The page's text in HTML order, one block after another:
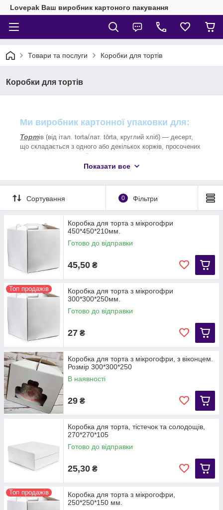
Lovepak Ваш виробник картоного пакування
Товари та послуги Коробки для тортів
Коробки для тортів
Ми виробник картонної упаковки для:
Тортів (від італ. torta/лат. tōrta, круглий хліб) — десерт,
що складається з одного або декількох коржів, просочених
кремом або джемом. Зверху торт зазвичай прикрашають
кремом, глазур'ю або фруктами.
оформлення страви: укладання інгредієнтів шарами з
печінкового фаршу з прошарком з майонезу, прикрашені
зверху зеленню.
ГОТУЙТЕ З РАДІСТЮ І ЗАДОВОЛЕННЯМ
! А ЗА УПАКОВОЧКОЙ ЛАСКАВО
ПРОСИМО ДО НАС :)
Показати все
Сортування 0 Фільтри
Коробка для торта з мікрогофри
450*450*210мм.
Готово до відправки
45,50 ₴
Топ продажів
Коробка для торта з мікрогофри
300*300*250мм.
Готово до відправки
27 ₴
Коробка для торта з мікрогофри, з віконцем.
Розмір 300*300*250
В наявності
29 ₴
Коробка для торта, тістечок та солодощів,
270*270*105
Готово до відправки
25,30 ₴
Топ продажів
Коробка для торта з мікрогофри,
250*250*150 мм.